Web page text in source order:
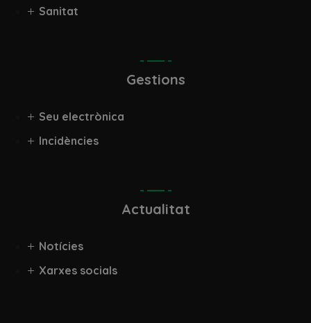
Sanitat
Gestions
Seu electrònica
Incidències
Actualitat
Notícies
Xarxes socials